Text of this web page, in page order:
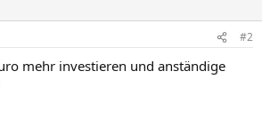
#2
mehr investieren und anständige